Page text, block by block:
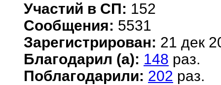
Участий в СП: 152
Сообщения: 5531
Зарегистрирован: 21 дек
Благодарил (а): 148 раз.
Поблагодарили: 202 раз.